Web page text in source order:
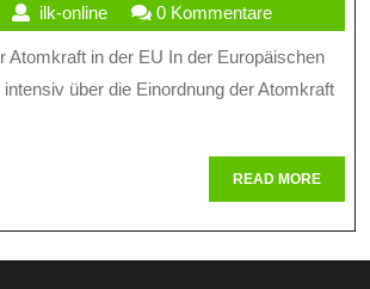
ilk-onlineilk-
online
0 Kommentare
über die Einordnung der Atomkraft
READ MOREREAD
MORE